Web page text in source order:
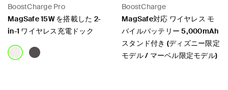
BoostCharge Pro
MagSafe 15W を搭載した 2-
in-1 ワイヤレス充電ドック
BoostCharge
MagSafe対応 ワイヤレス モ
バイルバッテリー 5,000mAh
スタンド付き (ディズニー限定
モデル / マーベル限定モデル)